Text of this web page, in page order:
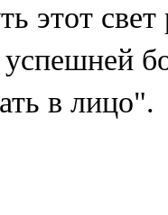
этот свет
в лицо".